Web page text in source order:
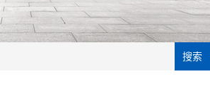
搜索